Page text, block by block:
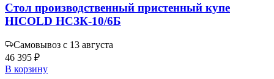
Стол производственный пристенный купе
HICOLD НСЗК-10/6Б
Самовывоз с 13 августа
46 395 ₽
В корзину